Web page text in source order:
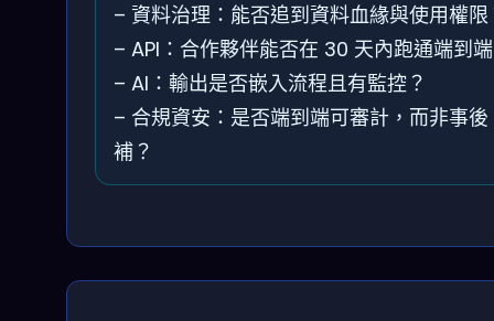
– 資料治理：能否追到資料血緣與使用權限
– API：合作夥伴能否在 30 天內跑通端到
– AI：輸出是否嵌入流程且有監控？
– 合規資安：是否端到端可審計，而非事後
補？